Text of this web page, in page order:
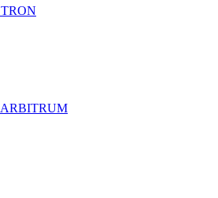
TRON
ARBITRUM